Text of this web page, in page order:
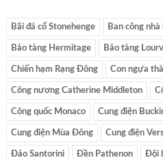
Bãi đá cổ Stonehenge Ban công
Bảo tàng Hermitage Bảo tàng
Chiến hạm Rạng Đông Con ngựa
Công nương Catherine Middleton
Công quốc Monaco Cung điện
Cung điện Mùa Đông Cung điện
Đảo Santorini Đền Pathenon Đội